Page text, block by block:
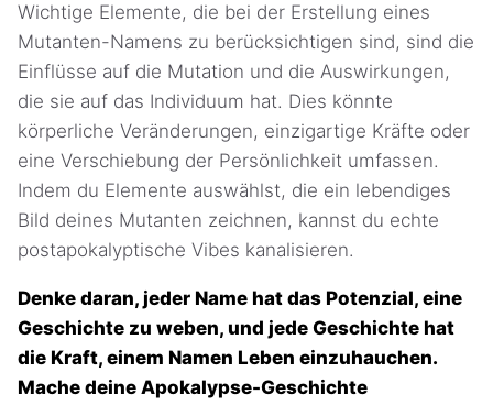
Wichtige Elemente, die bei der Erstellung eines
Mutanten-Namens zu berücksichtigen sind, sind die
Einflüsse auf die Mutation und die Auswirkungen,
die sie auf das Individuum hat. Dies könnte
körperliche Veränderungen, einzigartige Kräfte oder
eine Verschiebung der Persönlichkeit umfassen.
Indem du Elemente auswählst, die ein lebendiges
Bild deines Mutanten zeichnen, kannst du echte
postapokalyptische Vibes kanalisieren.
Denke daran, jeder Name hat das Potenzial, eine
Geschichte zu weben, und jede Geschichte hat
die Kraft, einem Namen Leben einzuhauchen.
Mache deine Apokalypse-Geschichte